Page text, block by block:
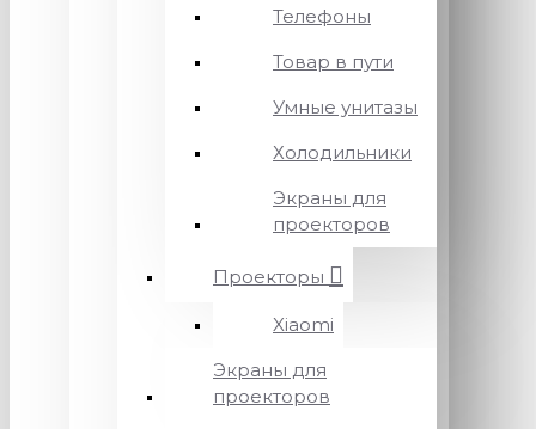
Телефоны
Товар в пути
Умные унитазы
Холодильники
Экраны для
проекторов
Проекторы
Xiaomi
Экраны для
проекторов